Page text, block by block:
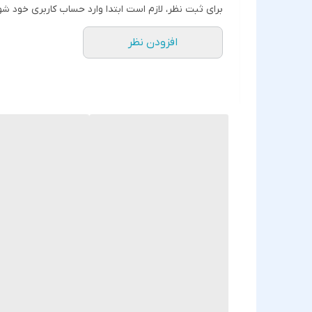
برای ثبت نظر، لازم است ابتدا وارد حساب کاربری خود
افزودن نظر